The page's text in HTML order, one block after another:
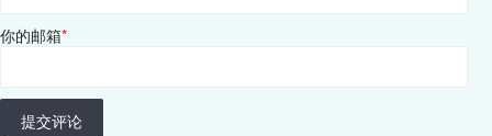
你的邮箱*
提交评论